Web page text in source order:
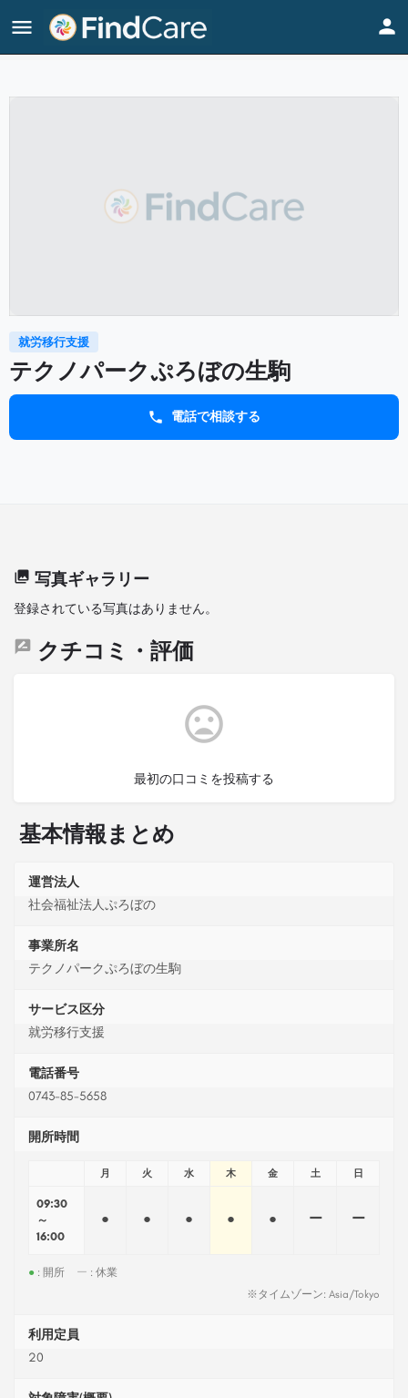
Home Listings テクノパークぷろぼの生駒
就労移行支援
テクノパークぷろぼの生駒
電話で相談する
写真ギャラリー
登録されている写真はありません。
クチコミ・評価
最初の口コミを投稿する
基本情報まとめ
運営法人
社会福祉法人ぷろぼの
事業所名
テクノパークぷろぼの生駒
サービス区分
就労移行支援
電話番号
0743-85-5658
開所時間
月 火 水 木 金 土 日
09:30
～
16:00
● ● ● ● ● ー ー
● : 開所 ー : 休業
※タイムゾーン: Asia/Tokyo
利用定員
20